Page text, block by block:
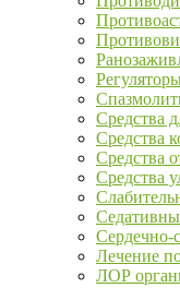
Средства
Средства
Средства
Средства
Сердечно-
Лечение
ЛОР